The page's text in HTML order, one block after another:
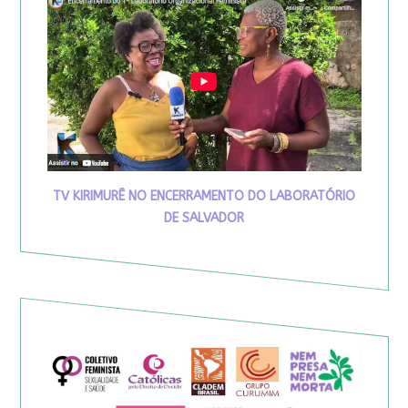
TV KIRIMURÊ NO ENCERRAMENTO DO LABORATÓRIO
DE SALVADOR